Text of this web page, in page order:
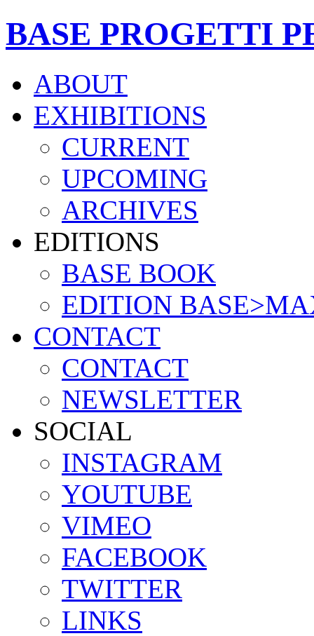
BASE PROGETTI
ABOUT
EXHIBITIONS
CURRENT
UPCOMING
ARCHIVES
EDITIONS
BASE BOOK
EDITION
CONTACT
CONTACT
NEWSLETTER
SOCIAL
INSTAGRAM
YOUTUBE
VIMEO
FACEBOOK
TWITTER
LINKS